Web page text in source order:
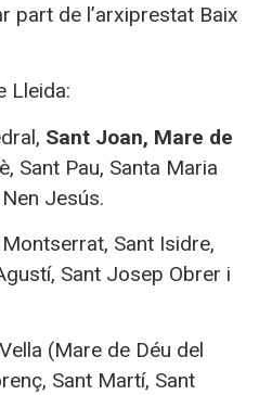
part de l’arxiprestat Baix
Lleida:
Sant Joan, Mare de
Sant Pau, Santa Maria
Jesús.
Sant Isidre,
Sant Josep Obrer i
(Mare de Déu del
Sant Martí, Sant